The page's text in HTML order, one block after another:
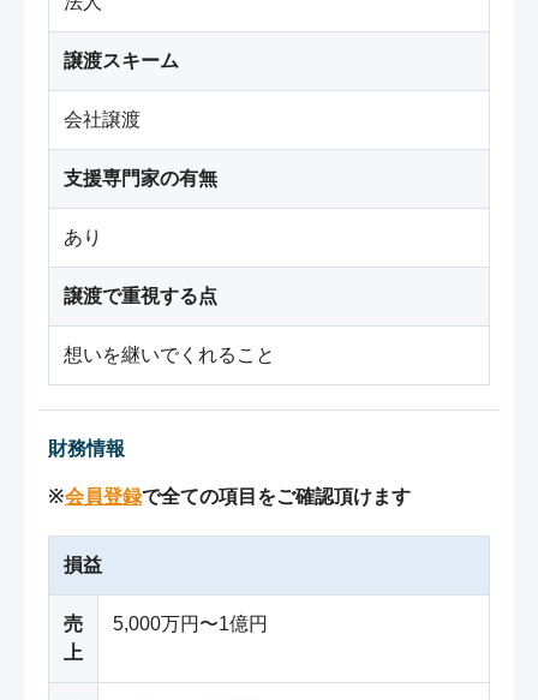
譲渡スキーム
会社譲渡
支援専門家の有無
あり
譲渡で重視する点
想いを継いでくれること
財務情報
※会員登録で全ての項目をご確認頂けます
損益
売
上
5,000万円〜1億円